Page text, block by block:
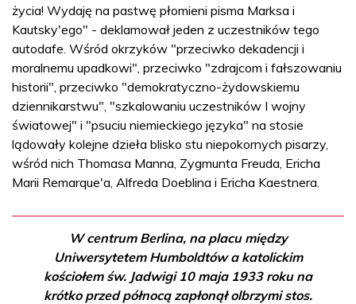
życia! Wydaję na pastwę płomieni pisma Marksa i
Kautsky'ego" - deklamował jeden z uczestników tego
autodafe. Wśród okrzyków "przeciwko dekadencji i
moralnemu upadkowi", przeciwko "zdrajcom i fałszowaniu
historii", przeciwko "demokratyczno-żydowskiemu
dziennikarstwu", "szkalowaniu uczestników I wojny
światowej" i "psuciu niemieckiego języka" na stosie
lądowały kolejne dzieła blisko stu niepokornych pisarzy,
wśród nich Thomasa Manna, Zygmunta Freuda, Ericha
Marii Remarque'a, Alfreda Doeblina i Ericha Kaestnera.
W centrum Berlina, na placu między
Uniwersytetem Humboldtów a katolickim
kościołem św. Jadwigi 10 maja 1933 roku na
krótko przed północą zapłonął olbrzymi stos.